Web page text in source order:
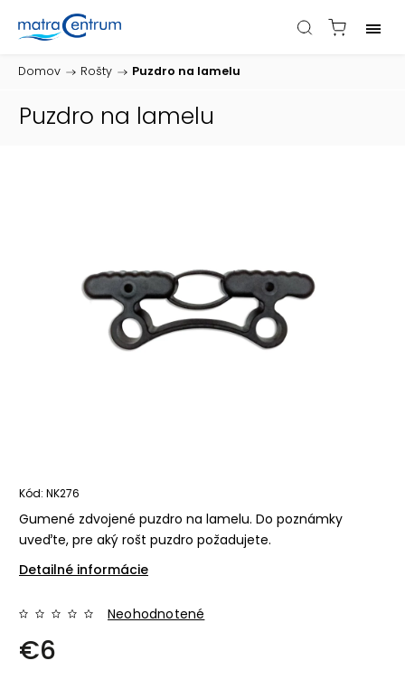
Domov / Rošty / Puzdro na lamelu
Puzdro na lamelu
Kód: NK276
Gumené zdvojené puzdro na lamelu. Do poznámky
uveďte, pre aký rošt puzdro požadujete.
Detailné informácie
Neohodnotené
€6